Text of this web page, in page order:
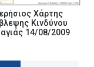
Χάρτης
Κινδύνου
14/08/2009